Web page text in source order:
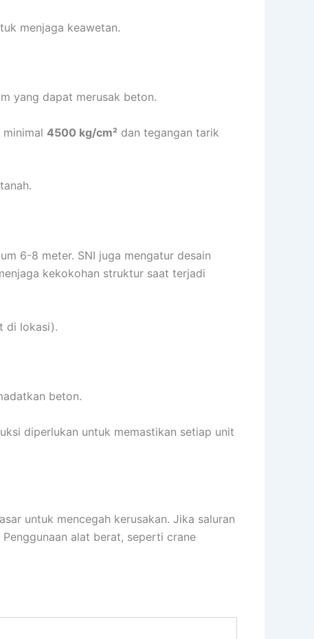
menjaga keawetan.
yang dapat merusak beton.
4500 kg/cm² dan tegangan tarik
6-8 meter. SNI juga mengatur desain
kekokohan struktur saat terjadi
di lokasi).
beton.
diperlukan untuk memastikan setiap unit
untuk mencegah kerusakan. Jika saluran
alat berat, seperti crane